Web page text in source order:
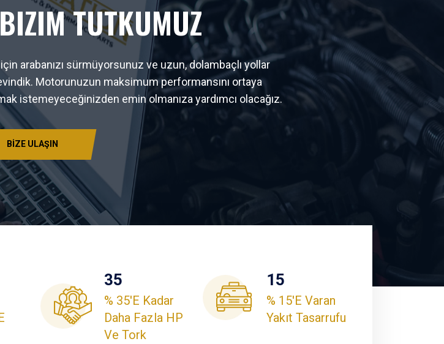
TUTKUMUZ
arabanızı sürmüyorsunuz ve uzun, dolambaçlı yollar
Motorunuzun maksimum performansını ortaya
istemeyeceğinizden emin olmanıza yardımcı olacağız.
BİZE ULAŞIN
35
% 35'e Kadar
Daha Fazla HP
Ve Tork
15
% 15'e Varan
Yakıt Tasarrufu